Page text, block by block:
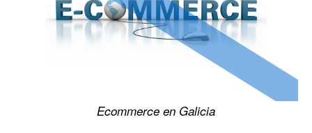
Ecommerce en Galicia